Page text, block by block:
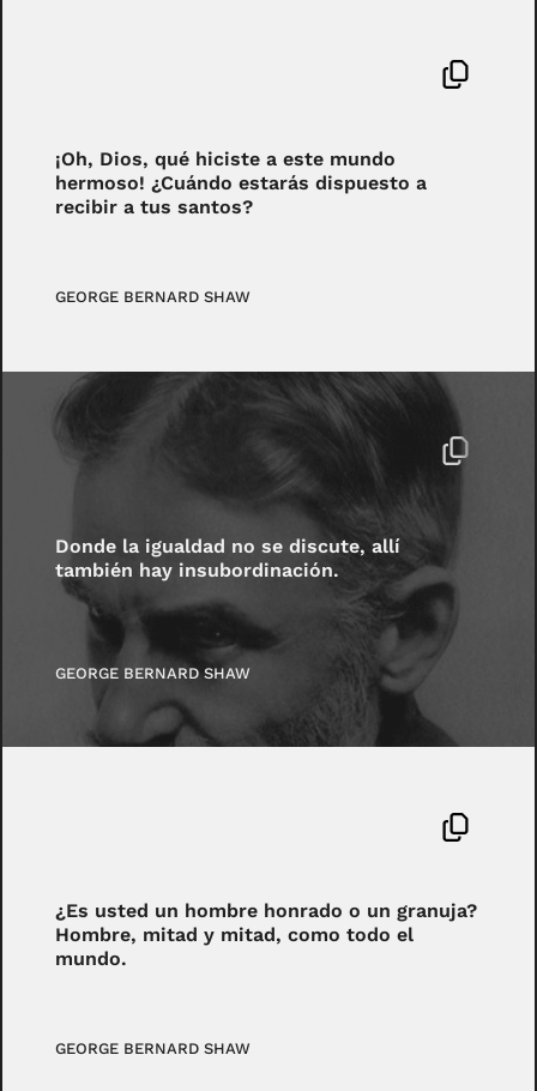
¡Oh, Dios, qué hiciste a este mundo
hermoso! ¿Cuándo estarás dispuesto a
recibir a tus santos?
GEORGE BERNARD SHAW
Donde la igualdad no se discute, allí
también hay insubordinación.
GEORGE BERNARD SHAW
¿Es usted un hombre honrado o un granuja?
Hombre, mitad y mitad, como todo el
mundo.
GEORGE BERNARD SHAW